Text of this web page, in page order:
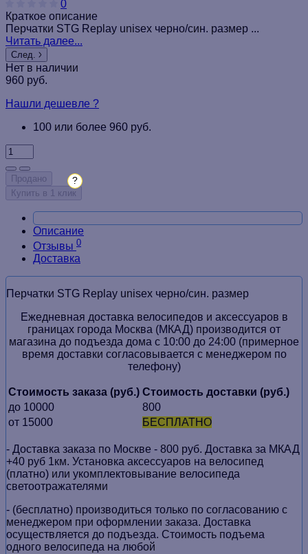
0
Краткое описание
Перчатки STG Replay unisex черно/син. размер ...
Читать далее...
След.
Нет в наличии
960 руб.
Нашли дешевле ?
100 или более 960 руб.
Продано
Купить в 1 клик
?
Описание
Отзывы 0
Доставка
Перчатки STG Replay unisex черно/син. размер
Ежедневная доставка велосипедов и аксессуаров в
границах города Москва (МКАД) производится от
магазина до подъезда дома с 10:00 до 24:00 (примерное
время доставки согласовывается с менеджером по
телефону)
Стоимость заказа (руб.) Стоимость доставки (руб.)
до 10000
800
от 15000
БЕСПЛАТНО
- Доставка заказа по Москве - 800 руб. Доставка за МКАД
+40 руб 1км. Установка аксессуаров на велосипед
(платно) или укомплектовывание велосипеда
светоотражателями
- (бесплатно) производиться только по cогласованию с
менеджером при оформлении заказа. Доставка
осуществляется до подъезда. Стоимость подъема
одного велосипеда на любой